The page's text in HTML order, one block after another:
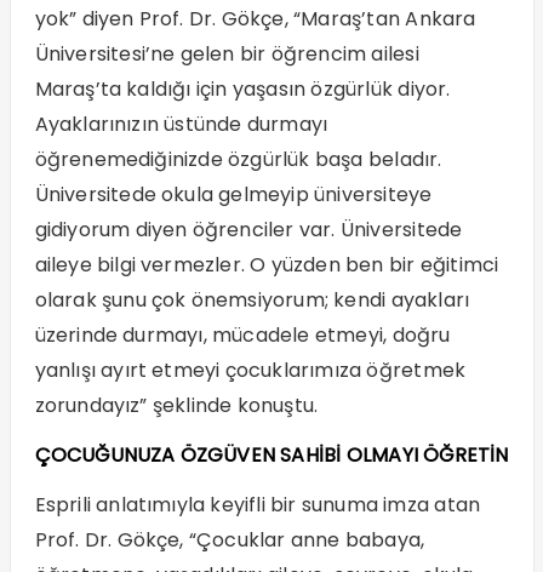
yok” diyen Prof. Dr. Gökçe, “Maraş’tan Ankara
Üniversitesi’ne gelen bir öğrencim ailesi
Maraş’ta kaldığı için yaşasın özgürlük diyor.
Ayaklarınızın üstünde durmayı
öğrenemediğinizde özgürlük başa beladır.
Üniversitede okula gelmeyip üniversiteye
gidiyorum diyen öğrenciler var. Üniversitede
aileye bilgi vermezler. O yüzden ben bir eğitimci
olarak şunu çok önemsiyorum; kendi ayakları
üzerinde durmayı, mücadele etmeyi, doğru
yanlışı ayırt etmeyi çocuklarımıza öğretmek
zorundayız” şeklinde konuştu.
ÇOCUĞUNUZA ÖZGÜVEN SAHİBİ OLMAYI ÖĞRETİN
Esprili anlatımıyla keyifli bir sunuma imza atan
Prof. Dr. Gökçe, “Çocuklar anne babaya,